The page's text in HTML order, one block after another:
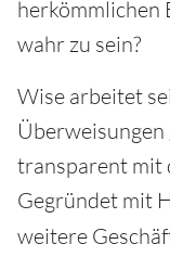
herkömmlichen
wahr zu sein?
Wise arbeitet
transparent mit
Gegründet mit
weitere